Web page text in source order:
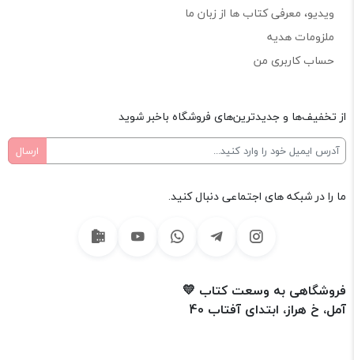
ویدیو، معرفی کتاب ها از زبان ما
ملزومات هدیه
حساب کاربری من
از تخفیف‌ها و جدیدترین‌های فروشگاه باخبر شوید
ما را در شبکه های اجتماعی دنبال کنید.
فروشگاهی به وسعت کتاب 💛
آمل، خ هراز، ابتدای آفتاب 40